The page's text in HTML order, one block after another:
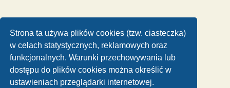
Strona ta używa plików cookies (tzw. ciasteczka)
w celach statystycznych, reklamowych oraz
funkcjonalnych. Warunki przechowywania lub
dostępu do plików cookies można określić w
ustawieniach przeglądarki internetowej.